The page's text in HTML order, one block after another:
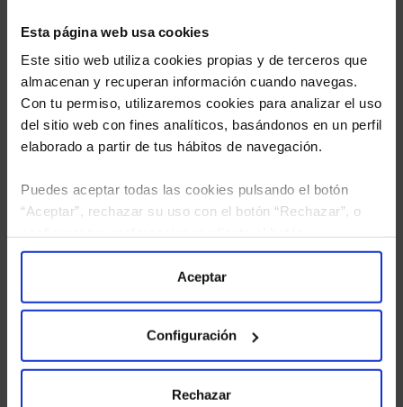
Esta página web usa cookies
Este sitio web utiliza cookies propias y de terceros que
almacenan y recuperan información cuando navegas.
Con tu permiso, utilizaremos cookies para analizar el uso
del sitio web con fines analíticos, basándonos en un perfil
elaborado a partir de tus hábitos de navegación.
Puedes aceptar todas las cookies pulsando el botón
“Aceptar”, rechazar su uso con el botón “Rechazar”, o
“Configuración”. Consulta nuestraPolítica
para más información.
Aceptar
Configuración
Rechazar
He leído
tratamiento de mis datos personales.